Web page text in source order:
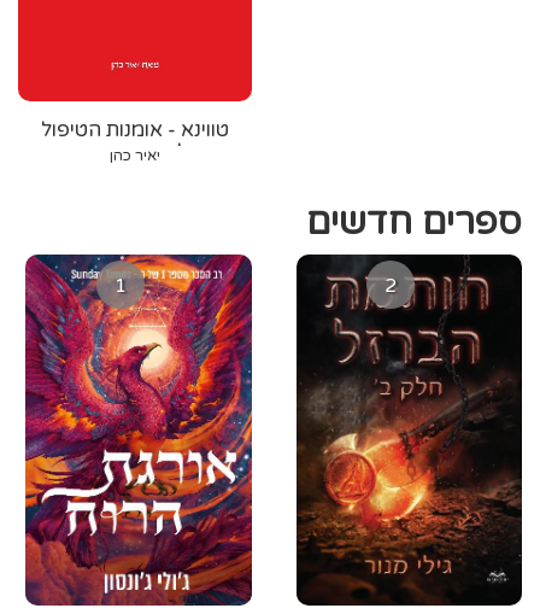
טווינא - אומנות הטיפול
במגע על פי הרפואה הסינית
יאיר כהן
ספרים חדשים
1 2